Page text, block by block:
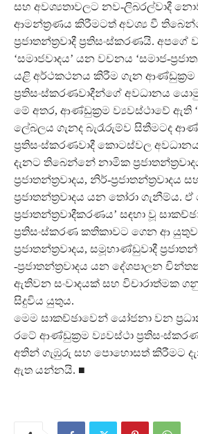
සහ අවශ්‍යතාවලට නව-ලිබරල්වාදී
ආමන්ත්‍රණය කිරීමටත් අවශ්‍ය වී
ප්‍රජාතන්ත්‍රවාදී ප්‍රතිසංස්කරණයි.
‘සමාජවාදය’ යන වචනය ‘සමාජ-
යළි අර්ථකථනය කිරීම ගැන ආණ්ඩුක්‍රම
ප්‍රතිසංස්කරණවාදීන්ගේ අවධානය
මේ අතර, ආණ්ඩුක්‍රම ව්‍යවස්ථාවේ ඇති
ලේබලය ගැනද බැරෑරුම්ව සිතීමටද
ප්‍රතිසංස්කරණවාදී කොටස්වල
දැනට තිබෙන්නේ නාමික
ප්‍රජාතන්ත්‍රවාදය, නිර්-ප්‍රජාතන්ත්‍රවාදය
ප්‍රජාතන්ත්‍රවාදය යන තෝරා ගැනීම්ය.
ප්‍රජාතන්ත්‍රවාදීකරණය’ සඳහා වූ
ප්‍රතිසංස්කරණ කතිකාවට ගෙන ආ
ප්‍රජාතන්ත්‍රවාදය, සමූහාණ්ඩුවාදී
-ප්‍රජාතන්ත්‍රවාදය යන දේශපාලන
ඇතිවන සංවාදයක් සහ විචාරාත්මක
සිදුවිය යුතුය.
මෙම සාකච්ඡාවෙන් යෝජනා වන
රටේ ආණ්ඩුක්‍රම ව්‍යවස්ථා
අතින් ගැඹුරු සහ පොහොසත් කිරීමට
ඇත යන්නයි. ■